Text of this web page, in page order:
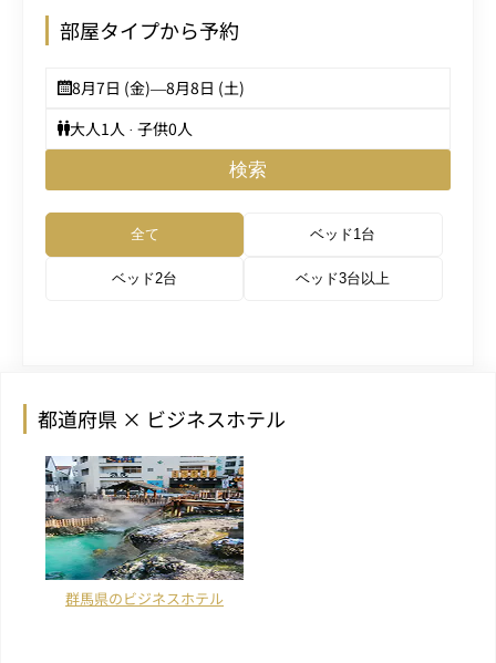
部屋タイプから予約
8月7日 (金)—8月8日 (土)
大人1人 · 子供0人
検索
全て ベッド1台
ベッド2台 ベッド3台以上
都道府県 × ビジネスホテル
群馬県のビジネスホテル